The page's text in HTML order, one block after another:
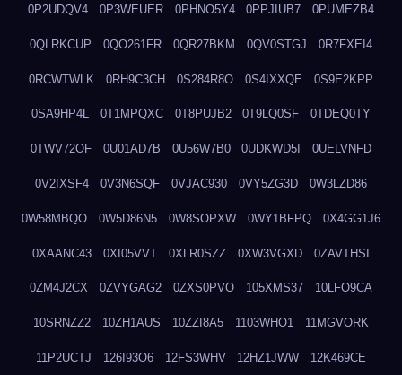
0P2UDQV4 0P3WEUER 0PHNO5Y4 0PPJIUB7 0PUMEZB4
0QLRKCUP 0QO261FR 0QR27BKM 0QV0STGJ 0R7FXEI4
0RCWTWLK 0RH9C3CH 0S284R8O 0S4IXXQE 0S9E2KPP
0SA9HP4L 0T1MPQXC 0T8PUJB2 0T9LQ0SF 0TDEQ0TY
0TWV72OF 0U01AD7B 0U56W7B0 0UDKWD5I 0UELVNFD
0V2IXSF4 0V3N6SQF 0VJAC930 0VY5ZG3D 0W3LZD86
0W58MBQO 0W5D86N5 0W8SOPXW 0WY1BFPQ 0X4GG1J6
0XAANC43 0XI05VVT 0XLR0SZZ 0XW3VGXD 0ZAVTHSI
0ZM4J2CX 0ZVYGAG2 0ZXS0PVO 105XMS37 10LFO9CA
10SRNZZ2 10ZH1AUS 10ZZI8A5 1103WHO1 11MGVORK
11P2UCTJ 126I93O6 12FS3WHV 12HZ1JWW 12K469CE